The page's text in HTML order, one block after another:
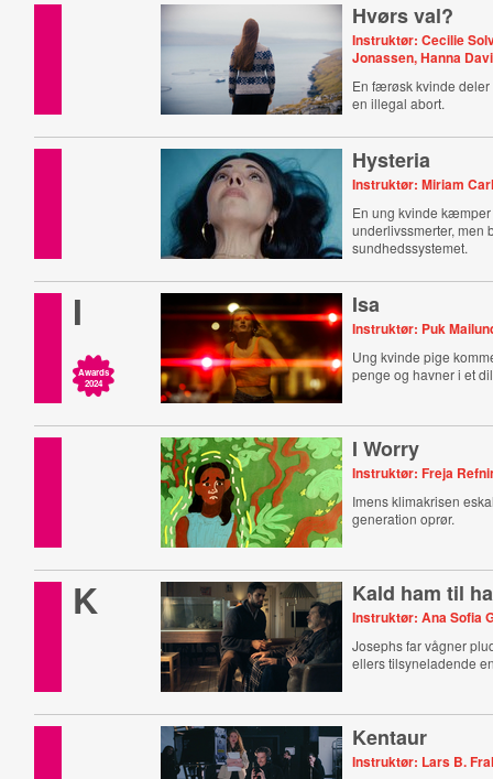
Hvørs val?
Instruktør: Cecilie
Jonassen, Hanna
En færøsk kvinde
en illegal abort.
Hysteria
Instruktør: Miriam
En ung kvinde
underlivssmerter, men
sundhedssystemet.
I
Awards
2024
Isa
Instruktør: Puk
Ung kvinde pige
penge og havner i et
I Worry
Instruktør: Freja
Imens klimakrisen
generation oprør.
K Kald ham til
Instruktør: Ana Sofia
Josephs far vågner
ellers tilsyneladende
Kentaur
Instruktør: Lars B.